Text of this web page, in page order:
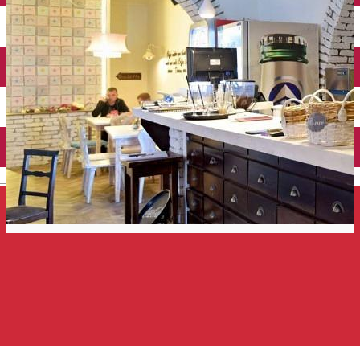
English
Închirieri auto
Închirieri de biciclete